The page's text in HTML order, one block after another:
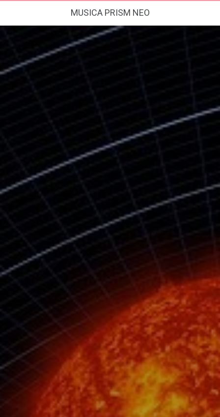
MUSICA PRISM NEO